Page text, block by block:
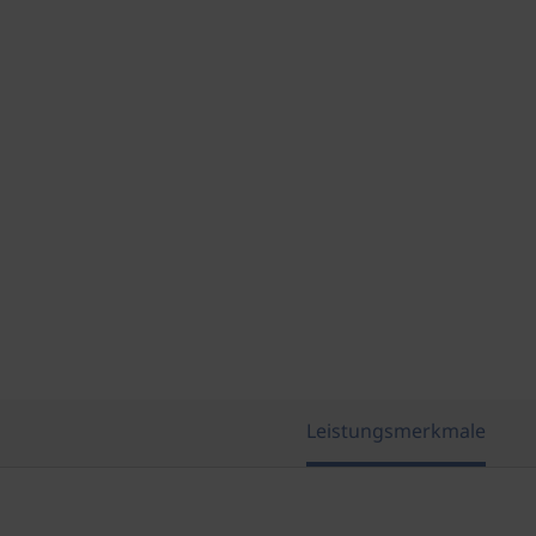
Leistungsmerkmale